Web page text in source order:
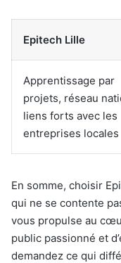
Epitech Lille
Apprentissage par
projets, réseau
liens forts avec les
entreprises locales
En somme, choisir
qui ne se contente
vous propulse au
public passionné et
demandez ce qui